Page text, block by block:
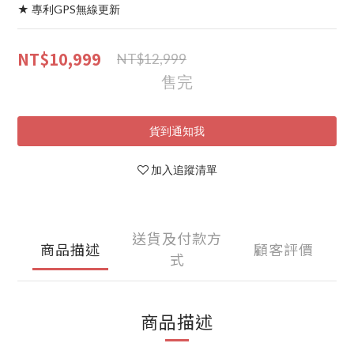
★ 專利GPS無線更新
NT$10,999 NT$12,999
售完
貨到通知我
加入追蹤清單
商品描述
送貨及付款方
式
顧客評價
商品描述